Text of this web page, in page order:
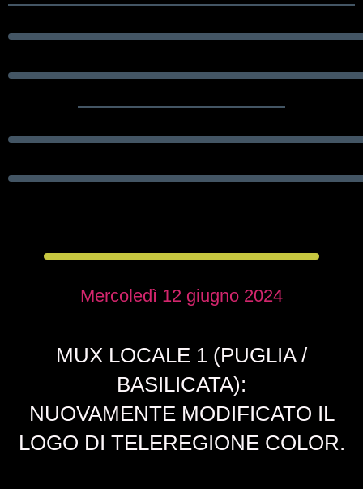
Mercoledì 12 giugno 2024
MUX LOCALE 1 (PUGLIA /
BASILICATA):
NUOVAMENTE MODIFICATO IL
LOGO DI TELEREGIONE COLOR.